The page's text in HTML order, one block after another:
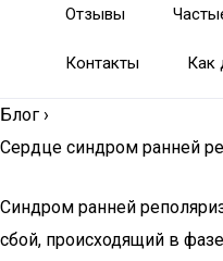
Отзывы
Контакты Как
Блог ›
Сердце синдром ранней
Синдром ранней
сбой, происходящий в